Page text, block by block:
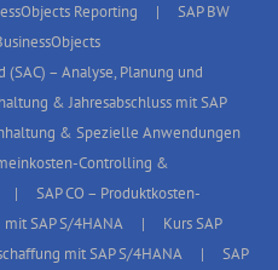
Reporting
SAP BW
(SAC) – Analyse, Planung und
& Jahresabschluss mit SAP
& Spezielle Anwendungen
Controlling &
SAP CO – Produktkosten-
SAP S/4HANA
Kurs SAP
mit SAP S/4HANA
SAP